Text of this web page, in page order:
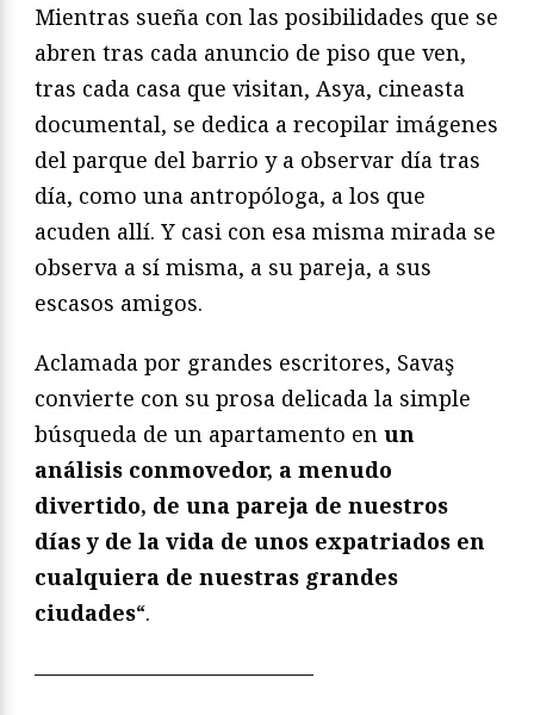
Mientras sueña con las posibilidades que se
abren tras cada anuncio de piso que ven,
tras cada casa que visitan, Asya, cineasta
documental, se dedica a recopilar imágenes
del parque del barrio y a observar día tras
día, como una antropóloga, a los que
acuden allí. Y casi con esa misma mirada se
observa a sí misma, a su pareja, a sus
escasos amigos.
Aclamada por grandes escritores, Savaş
convierte con su prosa delicada la simple
búsqueda de un apartamento en un
análisis conmovedor, a menudo
divertido, de una pareja de nuestros
días y de la vida de unos expatriados en
cualquiera de nuestras grandes
ciudades“.
—————————————